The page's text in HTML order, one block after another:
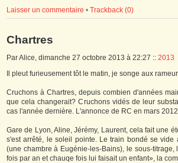
Laisser un commentaire • Trackback (0)
Chartres
Par Alice, dimanche 27 octobre 2013 à 22:27 :: 2013
Il pleut furieusement tôt le matin, je songe aux
Cruchons à Chartres, depuis combien d'années
que cela changerait? Cruchons vidés de leur
cas l'année dernière. L'annonce de RC en mars
Gare de Lyon, Aline, Jérémy, Laurent, cela fait une
s'est arrêté, le soleil pointe. Le train bondé se vide
(une chambre à Eugénie-les-Bains), le sous-
fois par an et chauqe fois lui faisait un enfant», la